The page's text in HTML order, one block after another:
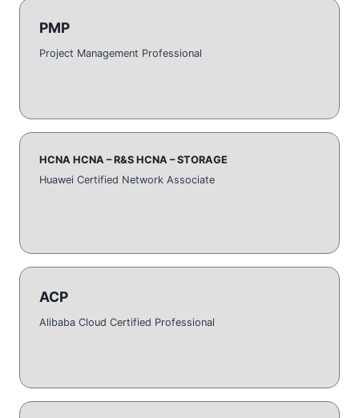
PMP
Project Management Professional
HCNA HCNA – R&S HCNA – STORAGE
Huawei Certified Network Associate
ACP
Alibaba Cloud Certified Professional